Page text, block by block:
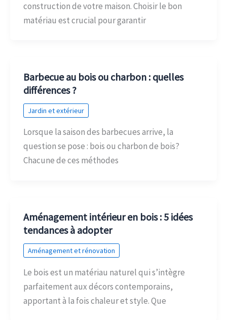
construction de votre maison. Choisir le bon
matériau est crucial pour garantir
Barbecue au bois ou charbon : quelles
différences ?
Jardin et extérieur
Lorsque la saison des barbecues arrive, la
question se pose : bois ou charbon de bois?
Chacune de ces méthodes
Aménagement intérieur en bois : 5 idées
tendances à adopter
Aménagement et rénovation
Le bois est un matériau naturel qui s’intègre
parfaitement aux décors contemporains,
apportant à la fois chaleur et style. Que